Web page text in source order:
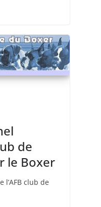
de
le Boxer
club de